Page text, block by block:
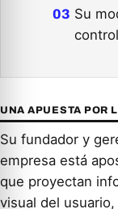
Su
UNA APUESTA POR
Su fundador y
empresa está
que proyectan
visual del